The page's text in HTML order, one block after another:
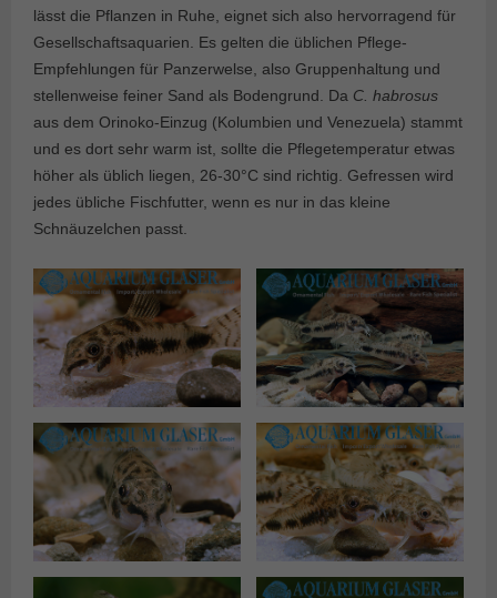
lässt die Pflanzen in Ruhe, eignet sich also hervorragend für
Gesellschaftsaquarien. Es gelten die üblichen Pflege-
Empfehlungen für Panzerwelse, also Gruppenhaltung und
stellenweise feiner Sand als Bodengrund. Da C. habrosus
aus dem Orinoko-Einzug (Kolumbien und Venezuela) stammt
und es dort sehr warm ist, sollte die Pflegetemperatur etwas
höher als üblich liegen, 26-30°C sind richtig. Gefressen wird
jedes übliche Fischfutter, wenn es nur in das kleine
Schnäuzelchen passt.